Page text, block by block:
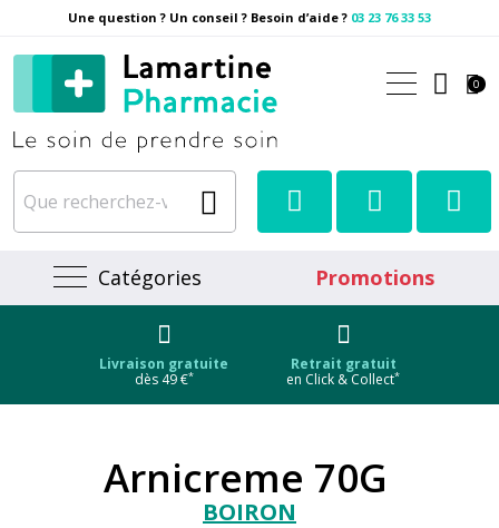
Une question ? Un conseil ? Besoin d’aide ? 03 23 76 33 53
Pharmacie Lamartine
0
Catégories Promotions
Livraison gratuite
dès 49 €*
Retrait gratuit
en Click & Collect*
Arnicreme 70G
BOIRON